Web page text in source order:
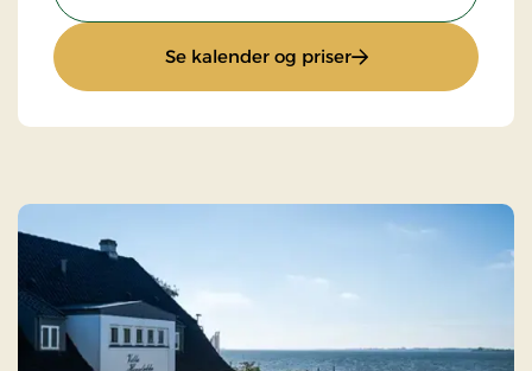
Se kalender og priser: Spa og